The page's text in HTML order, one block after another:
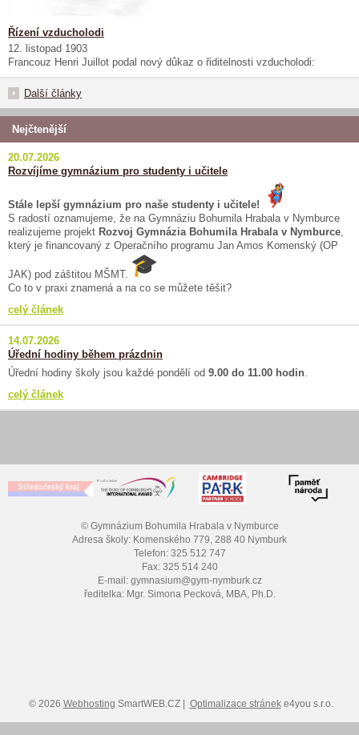
Řízení vzducholodi
12. listopad 1903
Francouz Henri Juillot podal nový důkaz o řiditelnosti vzducholodi:
Další články
Nejčtenější
20.07.2026
Rozvíjíme gymnázium pro studenty i učitele
Stále lepší gymnázium pro naše studenty i učitele!
S radostí oznamujeme, že na Gymnáziu Bohumila Hrabala v Nymburce
realizujeme projekt Rozvoj Gymnázia Bohumila Hrabala v Nymburce,
který je financovaný z Operačního programu Jan Amos Komenský (OP
JAK) pod záštitou MŠMT.
Co to v praxi znamená a na co se můžete těšit?
celý článek
14.07.2026
Úřední hodiny během prázdnin
Úřední hodiny školy jsou každé pondělí od 9.00 do 11.00 hodin.
celý článek
© Gymnázium Bohumila Hrabala v Nymburce
Adresa školy: Komenského 779, 288 40 Nymburk
Telefon: 325 512 747
Fax: 325 514 240
E-mail: gymnasium@gym-nymburk.cz
ředitelka: Mgr. Simona Pecková, MBA, Ph.D.
© 2026 Webhosting SmartWEB.CZ | Optimalizace stráneke4you s.r.o.